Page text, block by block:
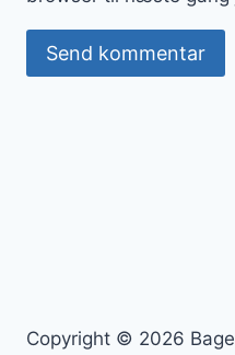
Copyright © 2026